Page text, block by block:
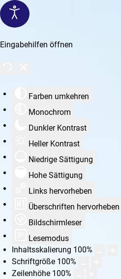
Eingabehilfen öffnen
Farben umkehren
Monochrom
Dunkler Kontrast
Heller Kontrast
Niedrige Sättigung
Hohe Sättigung
Links hervorheben
Überschriften hervorheben
Bildschirmleser
Lesemodus
Inhaltsskalierung 100%
Schriftgröße 100%
Zeilenhöhe 100%